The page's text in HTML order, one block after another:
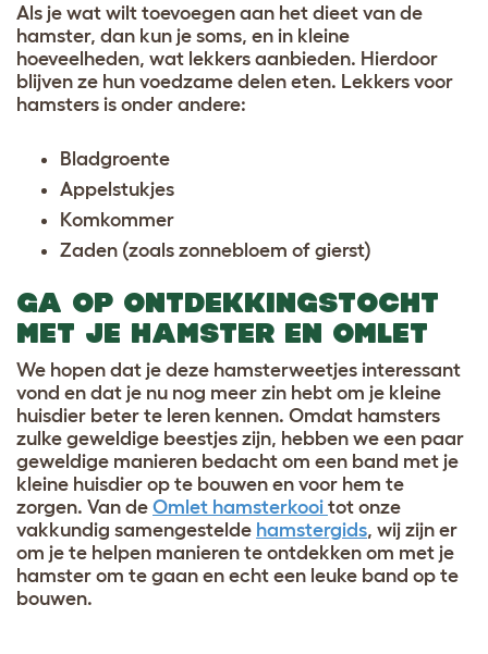
Als je wat wilt toevoegen aan het dieet van de
hamster, dan kun je soms, en in kleine
hoeveelheden, wat lekkers aanbieden. Hierdoor
blijven ze hun voedzame delen eten. Lekkers voor
hamsters is onder andere:
Bladgroente
Appelstukjes
Komkommer
Zaden (zoals zonnebloem of gierst)
GA OP ONTDEKKINGSTOCHT
MET JE HAMSTER EN OMLET
We hopen dat je deze hamsterweetjes interessant
vond en dat je nu nog meer zin hebt om je kleine
huisdier beter te leren kennen. Omdat hamsters
zulke geweldige beestjes zijn, hebben we een paar
geweldige manieren bedacht om een band met je
kleine huisdier op te bouwen en voor hem te
zorgen. Van de Omlet hamsterkooi tot onze
vakkundig samengestelde hamstergids, wij zijn er
om je te helpen manieren te ontdekken om met je
hamster om te gaan en echt een leuke band op te
bouwen.